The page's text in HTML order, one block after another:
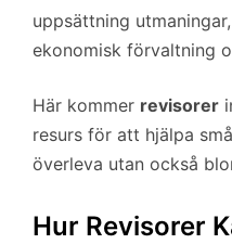
uppsättning
ekonomisk förvaltning
Här kommer revisorer
resurs för att hjälpa
överleva utan också
Hur Revisorer